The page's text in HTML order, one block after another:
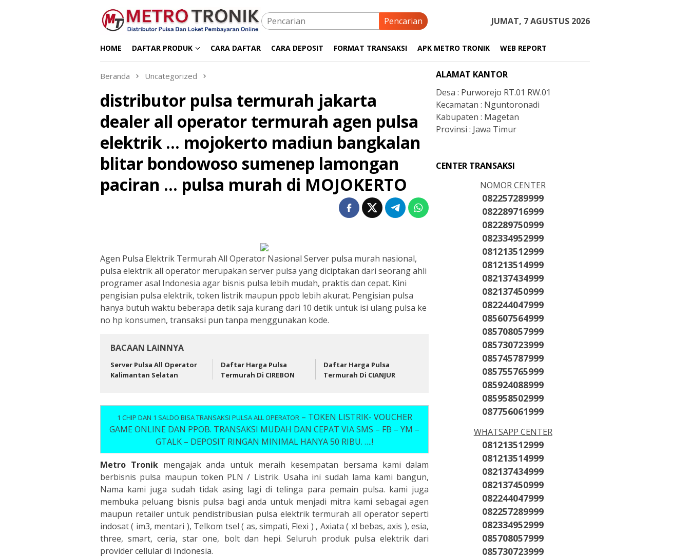
Pencarian JUMAT, 7 AGUSTUS 2026
HOME DAFTAR PRODUK CARA DAFTAR CARA DEPOSIT FORMAT TRANSAKSI APK METRO TRONIK WEB REPORT
Beranda Uncategorized
distributor pulsa termurah jakarta
dealer all operator termurah agen pulsa
elektrik … mojokerto madiun bangkalan
blitar bondowoso sumenep lamongan
paciran … pulsa murah di MOJOKERTO
Agen Pulsa Elektrik Termurah All Operator Nasional Server pulsa murah nasional,
pulsa elektrik all operator merupakan server pulsa yang diciptakan dari seorang ahli
programer asal Indonesia agar bisnis pulsa lebih mudah, praktis dan cepat. Kini
pengisian pulsa elektrik, token listrik maupun ppob lebih akurat. Pengisian pulsa
hanya butuh waktu beberapa detik saja kurang dari 10 detik untuk isi ulang pulsa ke
no hp konsumen, transaksi pun tanpa menggunakan kode.
BACAAN LAINNYA
Server Pulsa All Operator
Kalimantan Selatan
Daftar Harga Pulsa
Termurah Di CIREBON
Daftar Harga Pulsa
Termurah Di CIANJUR
1 CHIP DAN 1 SALDO BISA TRANSAKSI PULSA ALL OPERATOR– TOKEN LISTRIK- VOUCHER
GAME ONLINE DAN PPOB. TRANSAKSI MUDAH DAN CEPAT VIA SMS – FB – YM –
GTALK – DEPOSIT RINGAN MINIMAL HANYA 50 RIBU. ….!
Metro Tronikmengajak anda untuk meraih kesempatan bersama kami dalam
berbisnis pulsa maupun token PLN / Listrik. Usaha ini sudah lama kami bangun,
Nama kami juga sudah tidak asing lagi di telinga para pemain pulsa. kami juga
membuka peluang bisnis pulsa bagi anda untuk menjadi mitra kami sebagai agen
maupun retailer untuk pendistribusian pulsa elektrik termurah all operator seperti
indosat ( im3, mentari ), Telkom tsel ( as, simpati, Flexi ) , Axiata ( xl bebas, axis ), esia,
three, smart, ceria, star one, bolt dan hepi. Seluruh produk pulsa elektrik dari
provider cellular di Indonesia.
ALAMAT KANTOR
Desa : Purworejo RT.01 RW.01
Kecamatan : Nguntoronadi
Kabupaten : Magetan
Provinsi : Jawa Timur
CENTER TRANSAKSI
NOMOR CENTER
082257289999
082289716999
082289750999
082334952999
081213512999
081213514999
082137434999
082137450999
082244047999
085607564999
085708057999
085730723999
085745787999
085755765999
085924088999
085958502999
087756061999
WHATSAPP CENTER
081213512999
081213514999
082137434999
082137450999
082244047999
082257289999
082334952999
085708057999
085730723999